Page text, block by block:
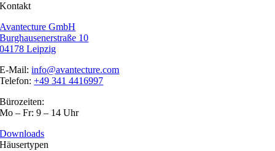
Kontakt
Avantecture GmbH
Burghausenerstraße 10
04178 Leipzig
E-Mail:info@avantecture.com
Telefon:+49 341 4416997
Bürozeiten:
Mo – Fr: 9 – 14 Uhr
Downloads
Häusertypen